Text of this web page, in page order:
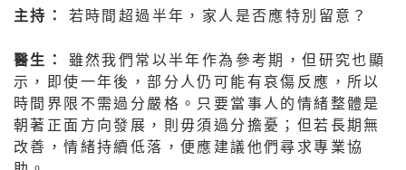
主持： 若時間超過半年，家人是否應特別留意？
醫生：
雖然我們常以半年作為參考期，但研究也顯
示，即使一年後，部分人仍可能有哀傷反應，所以
時間界限不需過分嚴格。只要當事人的情緒整體是
朝著正面方向發展，則毋須過分擔憂；但若長期無
改善，情緒持續低落，便應建議他們尋求專業協